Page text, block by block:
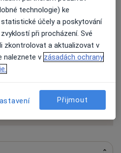
jsou pro nás důležité.
změnu recenze pacienta.
Další informace o názorech
technologie) ke
účely a poskytování
při procházení. Své
zkontrolovat a aktualizovat v
naleznete v zásadách ochrany
Přijmout